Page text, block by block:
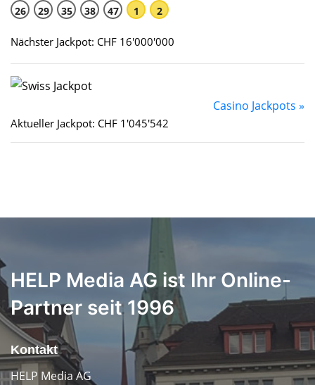
26 29 35 38 47 1 2
Nächster Jackpot: CHF 16'000'000
Casino Jackpots »
Aktueller Jackpot: CHF 1'045'542
HELP Media AG ist Ihr Online-
Partner seit 1996
Kontakt
HELP Media AG